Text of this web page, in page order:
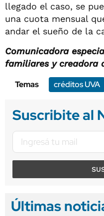
llegado el caso, se
una cuota mensual
andar el sueño de la
Comunicadora
familiares y creadora
Temas
créditos UVA
Suscribite al
Últimas